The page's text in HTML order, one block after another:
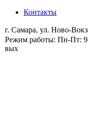
Контакты
г. Самара, ул. Ново-
Режим работы: Пн-Пт:
вых